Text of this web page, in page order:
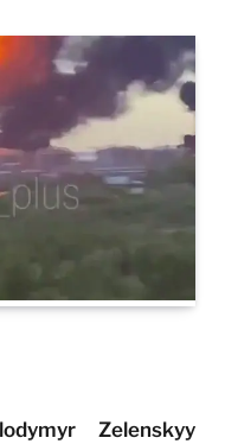
Zelenskyy